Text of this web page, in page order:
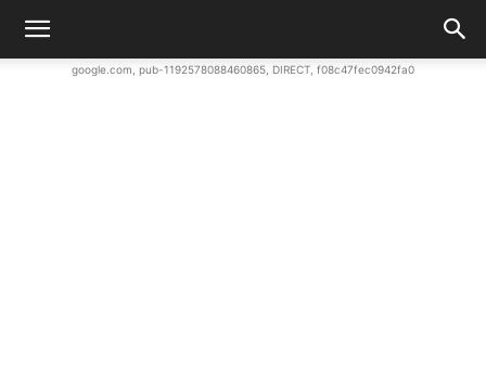
google.com, pub-1192578088460865, DIRECT, f08c47fec0942fa0